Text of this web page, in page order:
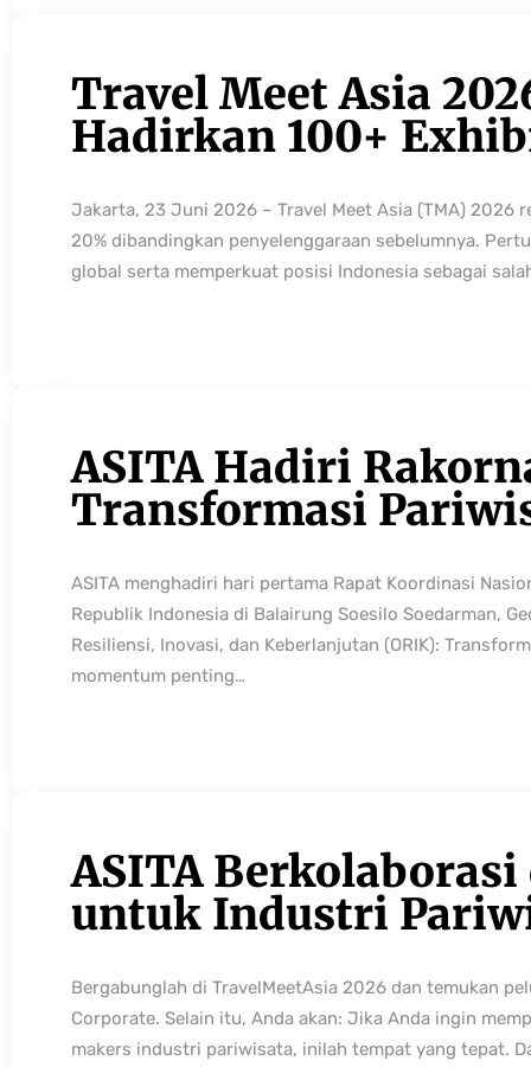
Travel Meet Asia
Hadirkan 100+
Jakarta, 23 Juni 2026 – Travel Meet Asia (TMA) 2026
20% dibandingkan penyelenggaraan sebelumnya.
global serta memperkuat posisi Indonesia sebagai
ASITA Hadiri
Transformasi
ASITA menghadiri hari pertama Rapat Koordinasi
Republik Indonesia di Balairung Soesilo Soedarman,
Resiliensi, Inovasi, dan Keberlanjutan (ORIK):
momentum penting…
ASITA
untuk Industri
Bergabunglah di TravelMeetAsia 2026 dan temukan
Corporate. Selain itu, Anda akan: Jika Anda ingin
makers industri pariwisata, inilah tempat yang tepat.